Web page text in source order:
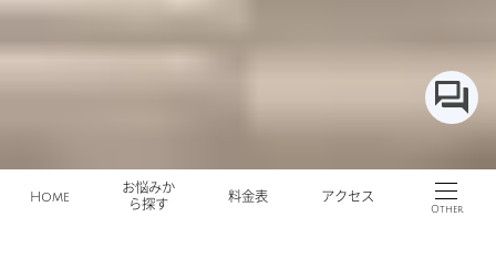
Home
お悩みか
ら探す
料金表 アクセス
Other